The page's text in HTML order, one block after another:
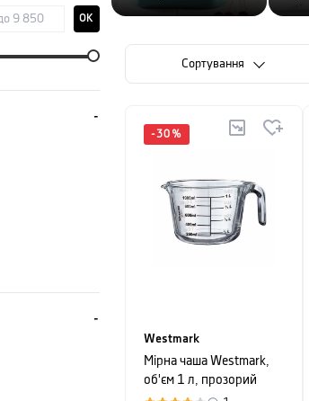
OK
Сортування
-30 %
Westmark
Мірна чаша Westmark,
об'єм 1 л, прозорий